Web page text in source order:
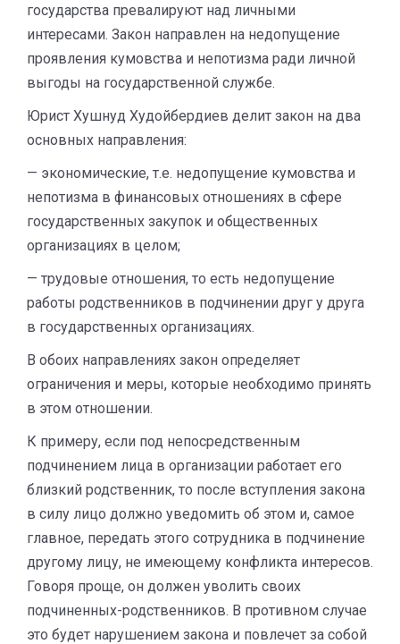
государства превалируют над личными
интересами. Закон направлен на недопущение
проявления кумовства и непотизма ради личной
выгоды на государственной службе.
Юрист Хушнуд Худойбердиев делит закон на два
основных направления:
— экономические, т.е. недопущение кумовства и
непотизма в финансовых отношениях в сфере
государственных закупок и общественных
организациях в целом;
— трудовые отношения, то есть недопущение
работы родственников в подчинении друг у друга
в государственных организациях.
В обоих направлениях закон определяет
ограничения и меры, которые необходимо принять
в этом отношении.
К примеру, если под непосредственным
подчинением лица в организации работает его
близкий родственник, то после вступления закона
в силу лицо должно уведомить об этом и, самое
главное, передать этого сотрудника в подчинение
другому лицу, не имеющему конфликта интересов.
Говоря проще, он должен уволить своих
подчиненных-родственников. В противном случае
это будет нарушением закона и повлечет за собой